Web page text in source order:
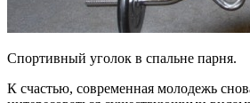
Спортивный уголок в спальне парня.
К счастью, современная молодежь